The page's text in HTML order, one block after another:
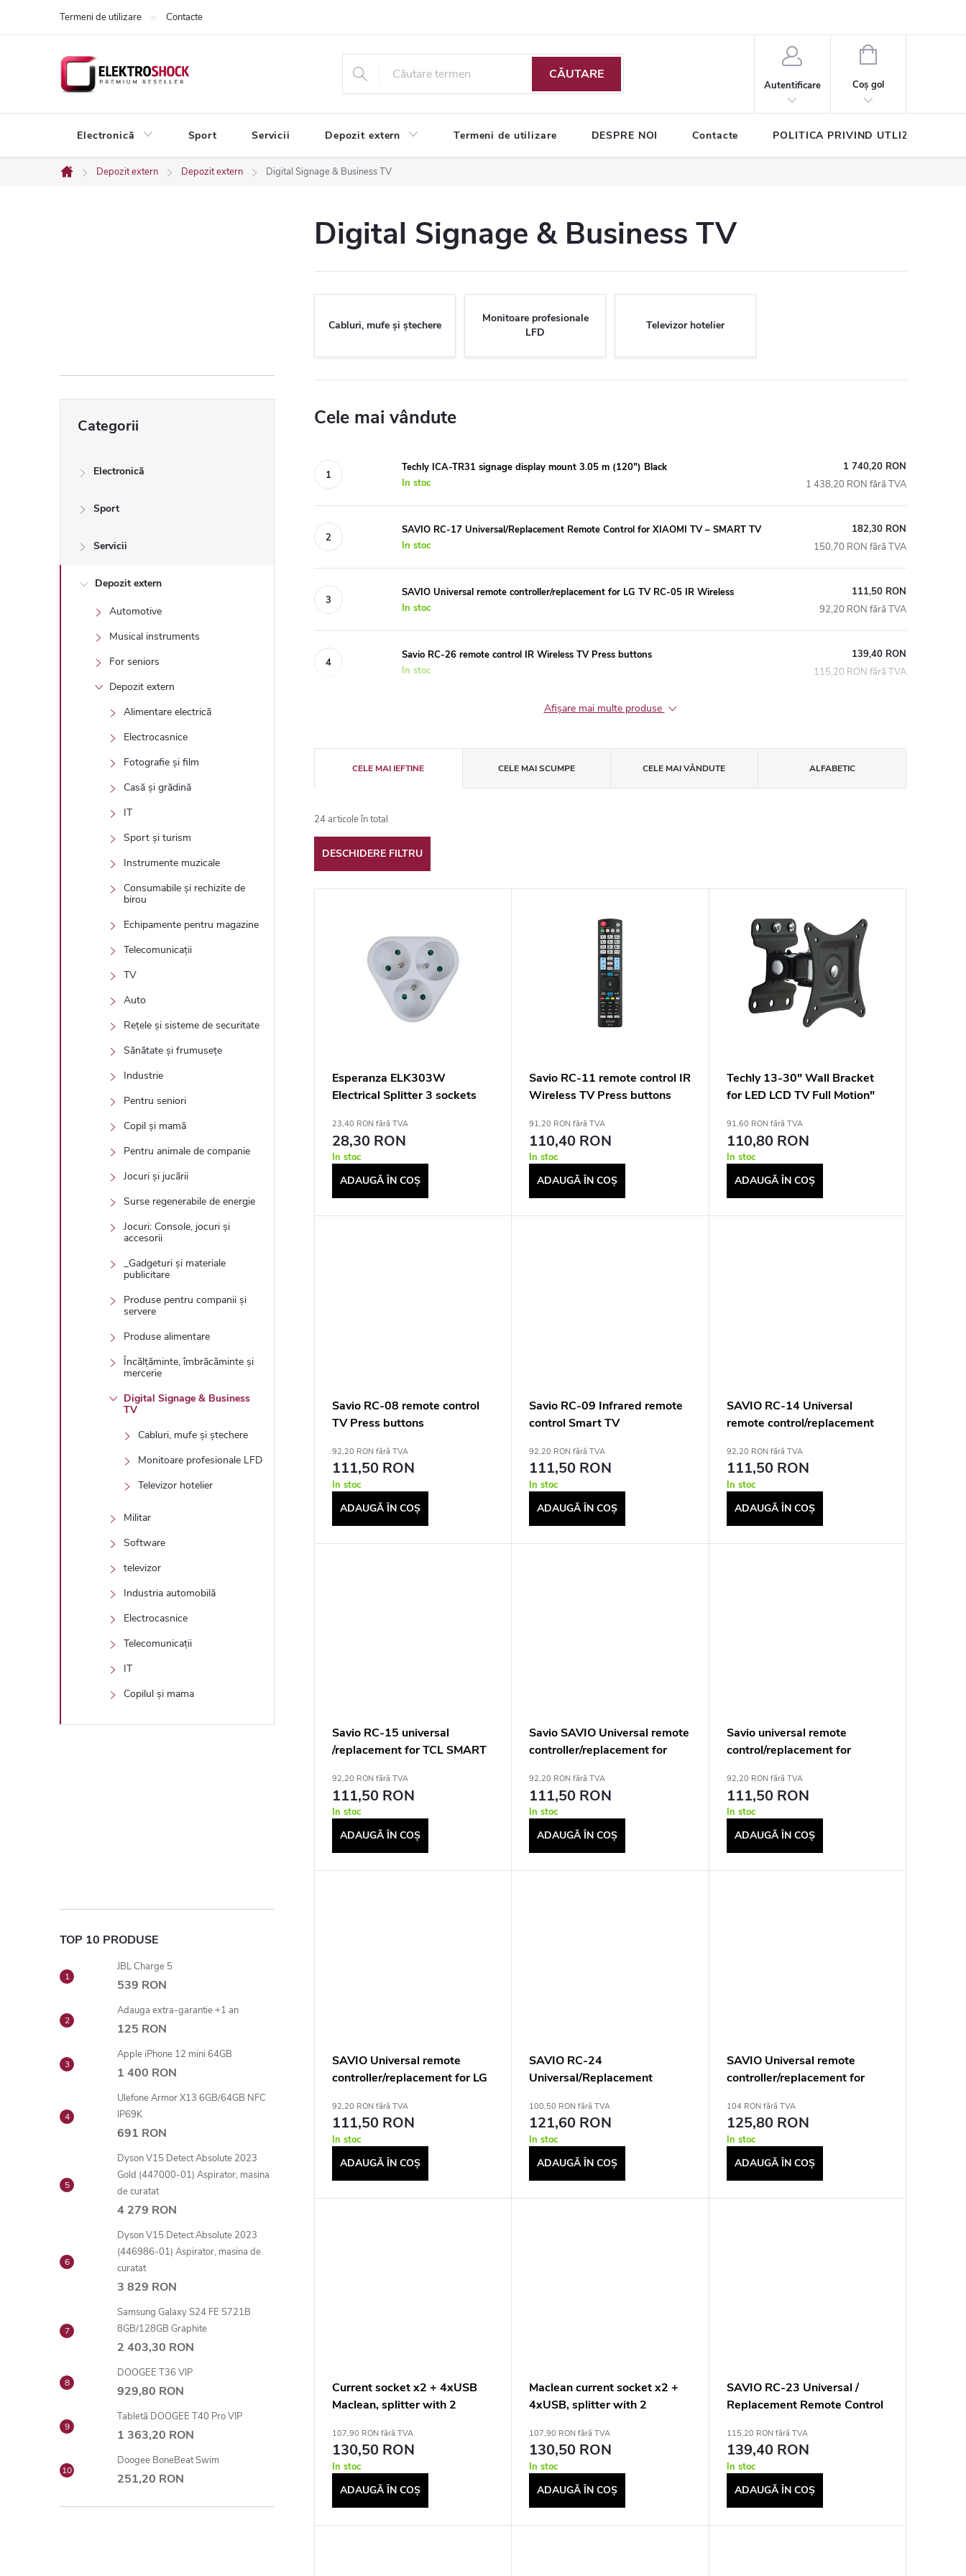
Termeni de utilizare Contacte
CĂUTARE
Autentificare
COŞ
CUMPĂRĂTURI
Coş gol
Electronică Sport Servicii Depozit extern Termeni de utilizare DESPRE NOI Contacte POLITICA PRIVIND UTLIZAREA
Acasă
Depozit extern Depozit extern Digital Signage & Business TV
l
a
a
pesteCategorii
Electronică
Sport
Servicii
Depozit extern
Automotive
Musical instruments
For seniors
Depozit extern
Alimentare electrică
Electrocasnice
Fotografie și film
Casă și grădină
IT
Sport și turism
Instrumente muzicale
Consumabile și rechizite de
birou
Echipamente pentru magazine
Telecomunicații
TV
Auto
Rețele și sisteme de securitate
Sănătate și frumusețe
Industrie
Pentru seniori
Copil și mamă
Pentru animale de companie
Jocuri și jucării
Surse regenerabile de energie
Jocuri: Console, jocuri și
accesorii
_Gadgeturi și materiale
publicitare
Produse pentru companii și
servere
Produse alimentare
Încălțăminte, îmbrăcăminte și
mercerie
Digital Signage & Business
TV
Cabluri, mufe și ștechere
Monitoare profesionale LFD
Televizor hotelier
Militar
Software
televizor
Industria automobilă
Electrocasnice
Telecomunicații
IT
Copilul și mama
TOP 10 PRODUSE
JBL Charge 5
539 RON
Adauga extra-garantie +1 an
125 RON
Apple iPhone 12 mini 64GB
1 400 RON
Ulefone Armor X13 6GB/64GB NFC
IP69K
691 RON
Dyson V15 Detect Absolute 2023
Gold (447000-01) Aspirator, masina
de curatat
4 279 RON
Dyson V15 Detect Absolute 2023
(446986-01) Aspirator, masina de
curatat
3 829 RON
Samsung Galaxy S24 FE S721B
8GB/128GB Graphite
2 403,30 RON
DOOGEE T36 VIP
929,80 RON
Tabletă DOOGEE T40 Pro VIP
1 363,20 RON
Doogee BoneBeat Swim
251,20 RON
Digital Signage & Business TV
Cabluri, mufe și ștechere
Monitoare profesionale
LFD
Televizor hotelier
Cele mai vândute
Techly ICA-TR31 signage display mount 3.05 m (120") Black
In stoc
1 740,20 RON
1 438,20 RON fără TVA
SAVIO RC-17 Universal/Replacement Remote Control for XIAOMI TV – SMART TV
In stoc
182,30 RON
150,70 RON fără TVA
SAVIO Universal remote controller/replacement for LG TV RC-05 IR Wireless
In stoc
111,50 RON
92,20 RON fără TVA
Savio RC-26 remote control IR Wireless TV Press buttons
In stoc
139,40 RON
115,20 RON fără TVA
Afişare mai multe produse
e
l
e
CELE MAI IEFTINE CELE MAI SCUMPE CELE MAI VÂNDUTE ALFABETIC
24articole în total
DESCHIDERE FILTRU
u
Esperanza ELK303W
Electrical Splitter 3 sockets
23,40 RON fără TVA
28,30 RON
In stoc
ADAUGĂ ÎN COŞ
Savio RC-11 remote control IR
Wireless TV Press buttons
91,20 RON fără TVA
110,40 RON
In stoc
ADAUGĂ ÎN COŞ
Techly 13-30" Wall Bracket
for LED LCD TV Full Motion"
91,60 RON fără TVA
110,80 RON
In stoc
ADAUGĂ ÎN COŞ
Savio RC-08 remote control
TV Press buttons
92,20 RON fără TVA
111,50 RON
In stoc
ADAUGĂ ÎN COŞ
Savio RC-09 Infrared remote
control Smart TV
92,20 RON fără TVA
111,50 RON
In stoc
ADAUGĂ ÎN COŞ
SAVIO RC-14 Universal
remote control/replacement
92,20 RON fără TVA
111,50 RON
In stoc
ADAUGĂ ÎN COŞ
Savio RC-15 universal
/replacement for TCL SMART
Press buttons
92,20 RON fără TVA
111,50 RON
In stoc
ADAUGĂ ÎN COŞ
Savio SAVIO Universal remote
controller/replacement for
Wireless TV
92,20 RON fără TVA
111,50 RON
In stoc
ADAUGĂ ÎN COŞ
Savio universal remote
control/replacement for
92,20 RON fără TVA
111,50 RON
In stoc
ADAUGĂ ÎN COŞ
SAVIO Universal remote
controller/replacement for LG
92,20 RON fără TVA
111,50 RON
In stoc
ADAUGĂ ÎN COŞ
SAVIO RC-24
Universal/Replacement
TV
100,50 RON fără TVA
121,60 RON
In stoc
ADAUGĂ ÎN COŞ
SAVIO Universal remote
controller/replacement for
Wireless
104 RON fără TVA
125,80 RON
In stoc
ADAUGĂ ÎN COŞ
Current socket x2 + 4xUSB
Maclean, splitter with 2
PD 20W, 1x16A + 1x6A,
MCE249 F/W
107,90 RON fără TVA
130,50 RON
In stoc
ADAUGĂ ÎN COŞ
Maclean current socket x2 +
4xUSB, splitter with 2
PD 20W, 1x16A + 1x6A,
MCE249 F/B
107,90 RON fără TVA
130,50 RON
In stoc
ADAUGĂ ÎN COŞ
SAVIO RC-23 Universal /
Replacement Remote Control
115,20 RON fără TVA
139,40 RON
In stoc
ADAUGĂ ÎN COŞ